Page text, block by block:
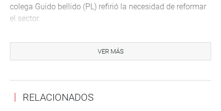
colega Guido bellido (PL) refirió la necesidad de reformar
el sector.
de interpelación es positiva para que el ministro de
Transportes informe sobre la realidad de su rubro;
transportes para que continúen sus funciones.
VER MÁS
RELACIONADOS